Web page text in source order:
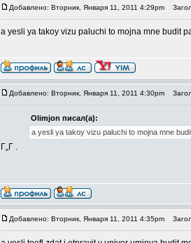
Добавлено: Вторник, Января 11, 2011 4:29pm
a yesli ya takoy vizu paluchi to mojna mne budit
Добавлено: Вторник, Января 11, 2011 4:30pm
Olimjon писал(а):
a yesli ya takoy vizu paluchi to mojna mne
Г„Г .
Добавлено: Вторник, Января 11, 2011 4:35pm